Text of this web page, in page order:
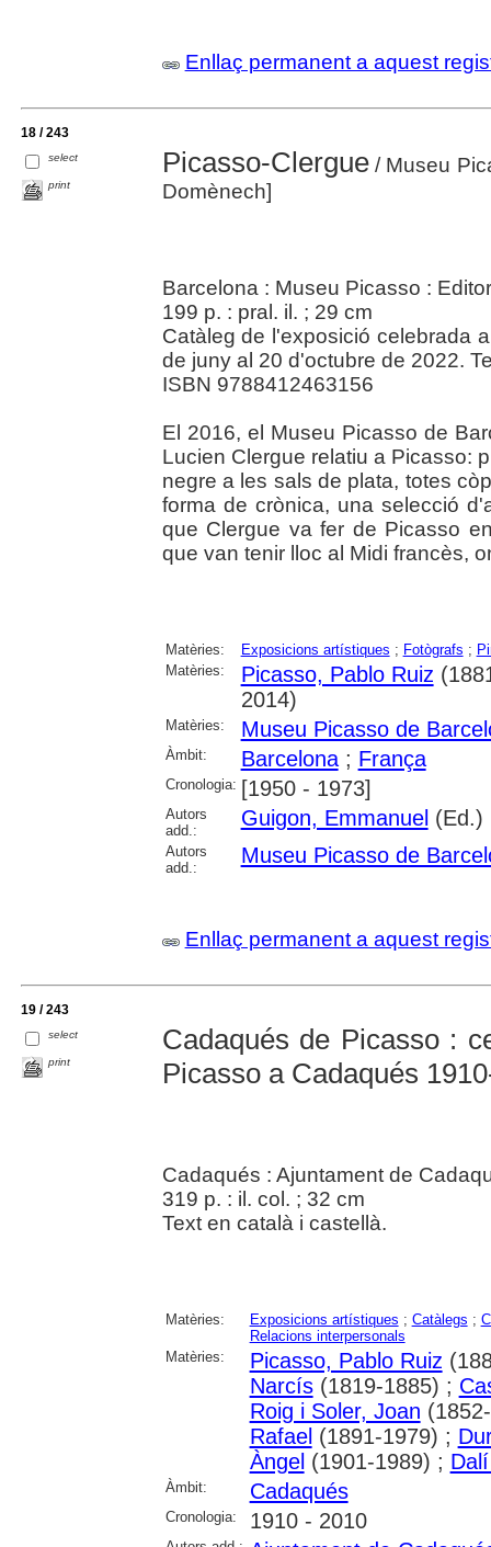
Enllaç permanent a aquest
18 / 243
select
print
Picasso-Clergue/ Museu
Domènech]
Barcelona : Museu Picasso :
199 p. : pral. il. ; 29 cm
Catàleg de l'exposició celebrada
de juny al 20 d'octubre de 2022.
ISBN 9788412463156
El 2016, el Museu Picasso de
Lucien Clergue relatiu a Picasso:
negre a les sals de plata, totes
forma de crònica, una selecció
que Clergue va fer de Picasso
que van tenir lloc al Midi francès,
Matèries: Exposicions artístiques ; Fotògrafs ;
Matèries:
Picasso, Pablo Ruiz
2014)
Matèries: Museu Picasso de
Àmbit: Barcelona; França
Cronologia: [1950 - 1973]
Autors
add.:
Guigon, Emmanuel
Autors
add.:
Museu Picasso de
Enllaç permanent a aquest
19 / 243
select
print
Cadaqués de Picasso :
Picasso a Cadaqués
Cadaqués : Ajuntament de
319 p. : il. col. ; 32 cm
Text en català i castellà.
Matèries: Exposicions artístiques ; Catàlegs ;
Relacions interpersonals
Matèries:
Picasso, Pablo Ruiz
Narcís(1819-1885) ;
Roig i Soler, Joan
Rafael (1891-1979) ;
Àngel (1901-1989) ;
Àmbit: Cadaqués
Cronologia: 1910 - 2010